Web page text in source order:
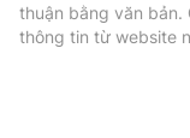
thuận bằng văn bản.
thông tin từ website